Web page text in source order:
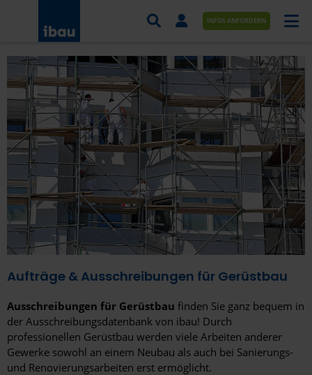
AUFTRÄGE NACH BRANCHE
AUFTRÄGE NACH ORT
SERVICES UND LEISTUNGEN
AKADEMIE
ÜBER UNS
KONTAKT
INFOS ANFORDERN
Aufträge & Ausschreibungen für Gerüstbau
Ausschreibungen für Gerüstbau finden Sie ganz bequem in
der Ausschreibungsdatenbank von ibau! Durch
professionellen Gerüstbau werden viele Arbeiten anderer
Gewerke sowohl an einem Neubau als auch bei Sanierungs-
und Renovierungsarbeiten erst ermöglicht.